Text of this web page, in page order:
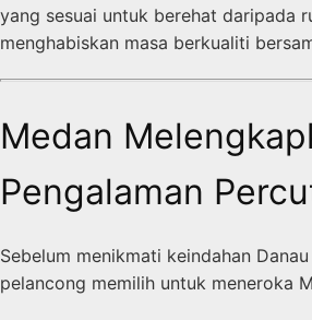
yang sesuai untuk berehat daripada
menghabiskan masa berkualiti
Medan
Pengalaman
Sebelum menikmati keindahan
pelancong memilih untuk meneroka